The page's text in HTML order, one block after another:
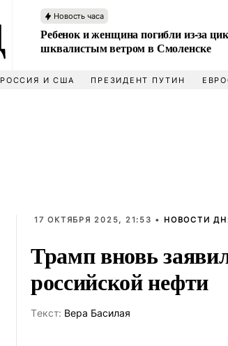
Новость часа
Ребенок и женщина погибли из-за
шквалистым ветром в Смоленске
РОССИЯ И США ПРЕЗИДЕНТ ПУТИН
17 ОКТЯБРЯ 2025, 21:53 • НОВОСТИ
Трамп вновь
российской нефти
Tекст: Вера Басилая